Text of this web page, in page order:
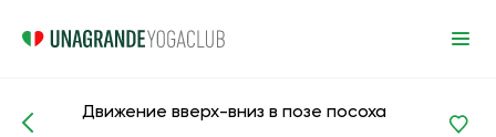
Движение вверх-вниз в позе посоха